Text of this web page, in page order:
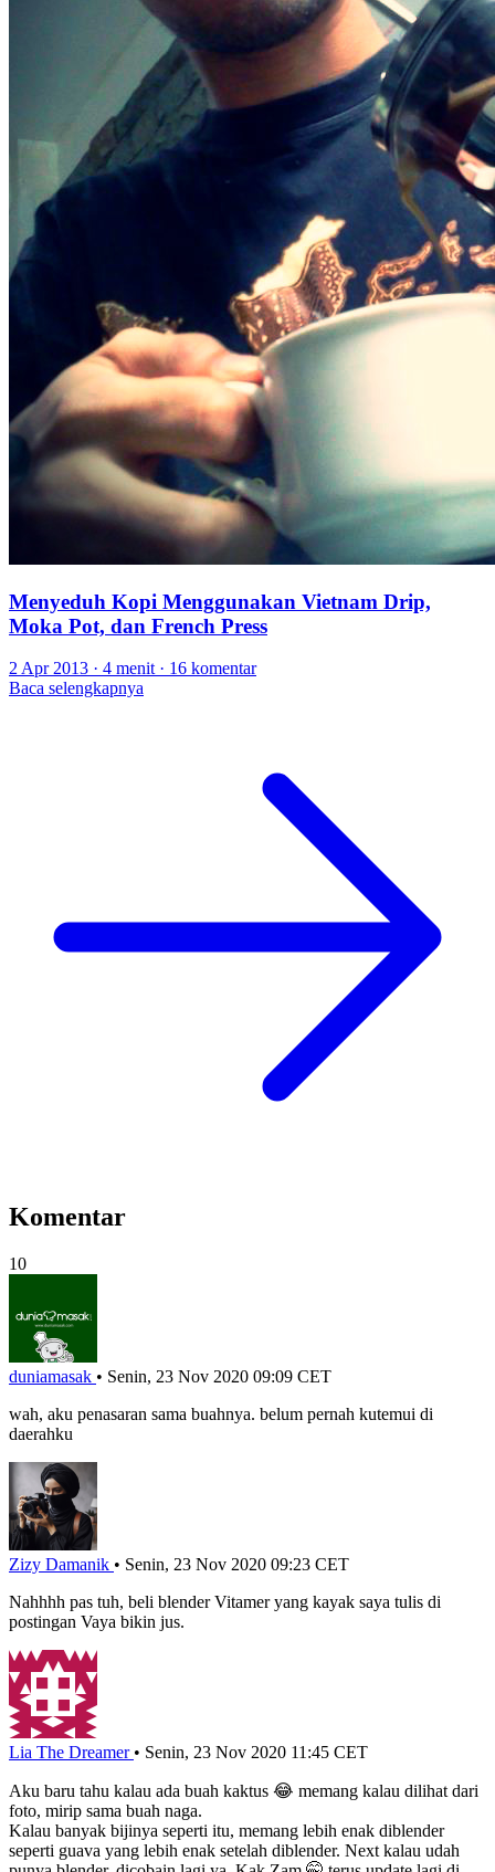
Menyeduh Kopi Menggunakan Vietnam Drip,
Moka Pot, dan French Press
2 Apr 2013 · 4 menit · 16 komentar
Baca selengkapnya
Komentar
10
duniamasak • Senin, 23 Nov 2020 09:09 CET
wah, aku penasaran sama buahnya. belum pernah kutemui di
daerahku
Zizy Damanik • Senin, 23 Nov 2020 09:23 CET
Nahhhh pas tuh, beli blender Vitamer yang kayak saya tulis di
postingan Vaya bikin jus.
Lia The Dreamer • Senin, 23 Nov 2020 11:45 CET
Aku baru tahu kalau ada buah kaktus 😂 memang kalau dilihat dari
foto, mirip sama buah naga.
Kalau banyak bijinya seperti itu, memang lebih enak diblender
seperti guava yang lebih enak setelah diblender. Next kalau udah